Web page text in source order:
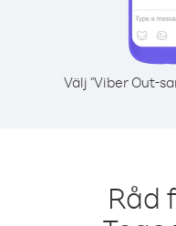
Välj "Viber Out-
Råd